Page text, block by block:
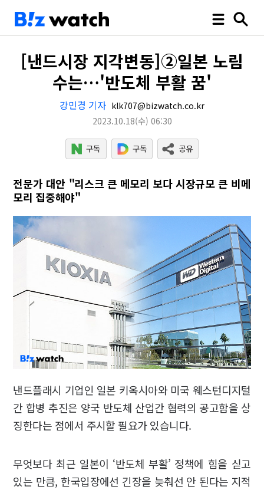
[낸드시장 지각변동]②일본 노림
수는…'반도체 부활 꿈'
강민경 기자 klk707@bizwatch.co.kr
2023.10.18(수) 06:30
전문가 대안 "리스크 큰 메모리 보다 시장규모 큰 비메
모리 집중해야"
낸드플래시 기업인 일본 키옥시아와 미국 웨스턴디지털
간 합병 추진은 양국 반도체 산업간 협력의 공고함을 상
징한다는 점에서 주시할 필요가 있습니다.
무엇보다 최근 일본이 ‘반도체 부활’ 정책에 힘을 싣고
있는 만큼, 한국입장에선 긴장을 늦춰선 안 된다는 지적